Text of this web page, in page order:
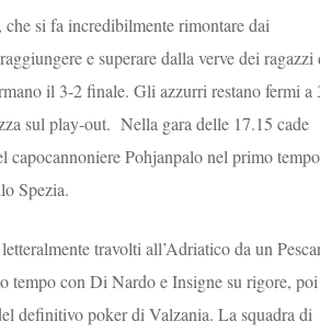
si fa incredibilmente rimontare dai
e superare dalla verve dei ragazzi
il 3-2 finale. Gli azzurri restano fermi a
sul play-out. Nella gara delle 17.15 cade
capocannoniere Pohjanpalo nel primo tempo
Spezia.
travolti all’Adriatico da un
tempo con Di Nardo e Insigne su rigore, poi
definitivo poker di Valzania. La squadra di